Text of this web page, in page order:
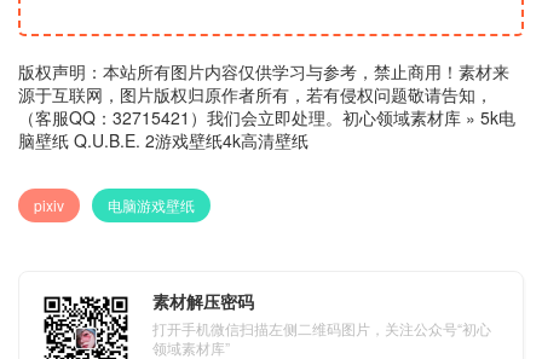
版权声明：本站所有图片内容仅供学习与参考，禁止商用！素材来
源于互联网，图片版权归原作者所有，若有侵权问题敬请告知，
（客服QQ：32715421）我们会立即处理。 初心领域素材库 » 5k电
脑壁纸 Q.U.B.E. 2游戏壁纸4k高清壁纸
pixiv 电脑游戏壁纸
素材解压密码
打开手机微信扫描左侧二维码图片，关注公众号“初心
领域素材库”